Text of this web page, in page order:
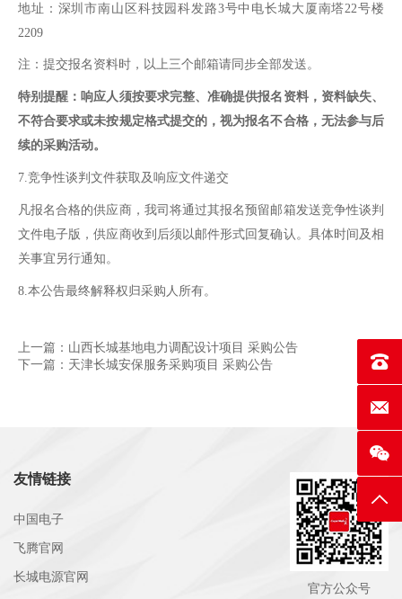
地址：深圳市南山区科技园科发路3号中电长城大厦南塔22号楼
2209
注：提交报名资料时，以上三个邮箱请同步全部发送。
特别提醒：响应人须按要求完整、准确提供报名资料，资料缺失、
不符合要求或未按规定格式提交的，视为报名不合格，无法参与后
续的采购活动。
7.竞争性谈判文件获取及响应文件递交
凡报名合格的供应商，我司将通过其报名预留邮箱发送竞争性谈判
文件电子版，供应商收到后须以邮件形式回复确认。具体时间及相
关事宜另行通知。
8.本公告最终解释权归采购人所有。
上一篇：山西长城基地电力调配设计项目 采购公告
下一篇：天津长城安保服务采购项目 采购公告
友情链接
中国电子
飞腾官网
长城电源官网
官方公众号
联系
E-
返回